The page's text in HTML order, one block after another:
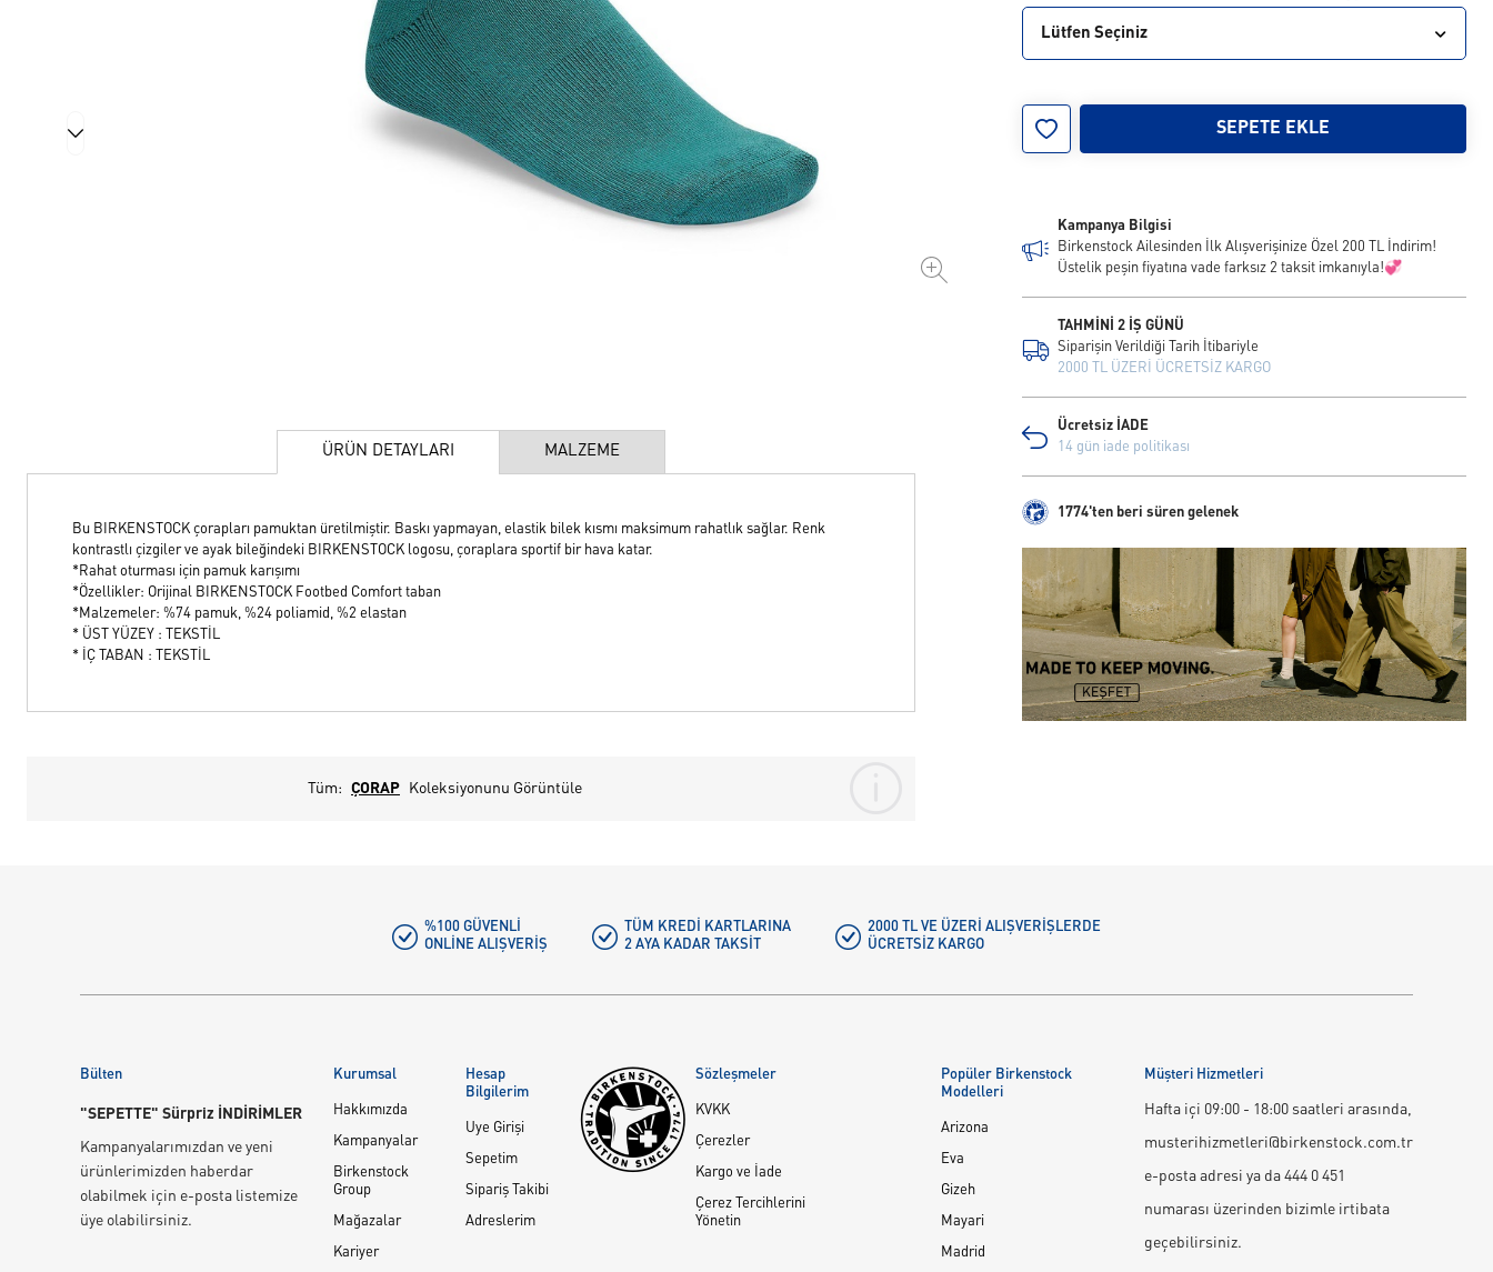
ÜRÜN DETAYLARI MALZEME
Bu BIRKENSTOCK çorapları pamuktan üretilmiştir. Baskı yapmayan, elastik bilek kısmı maksimum rahatlık sağlar. Renk
kontrastlı çizgiler ve ayak bileğindeki BIRKENSTOCK logosu, çoraplara sportif bir hava katar.
*Rahat oturması için pamuk karışımı
*Özellikler: Orijinal BIRKENSTOCK Footbed Comfort taban
*Malzemeler: %74 pamuk, %24 poliamid, %2 elastan
* ÜST YÜZEY : TEKSTİL
* İÇ TABAN : TEKSTİL
Tüm: ÇORAP Koleksiyonunu Görüntüle
Lütfen Seçiniz
SEPETE EKLE
Kampanya Bilgisi
Birkenstock Ailesinden İlk Alışverişinize Özel 200 TL İndirim!
Üstelik peşin fiyatına vade farksız 2 taksit imkanıyla!💞
TAHMİNİ 2 İŞ GÜNÜ
Siparişin Verildiği Tarih İtibariyle
2000 TL ÜZERİ ÜCRETSİZ KARGO
Ücretsiz İADE
14 gün iade politikası
1774'ten beri süren gelenek
%100 GÜVENLI
ONLINE ALIŞVERIŞ
TÜM KREDI KARTLARINA
2 AYA KADAR TAKSIT
2000 TL VE ÜZERİ ALIŞVERİŞLERDE
ÜCRETSIZ KARGO
Bülten
"SEPETTE" Sürpriz İNDİRİMLER
Kampanyalarımızdan ve yeni
ürünlerimizden haberdar
olabilmek için e-posta listemize
üye olabilirsiniz.
Kurumsal
Hakkımızda
Kampanyalar
Birkenstock
Group
Mağazalar
Kariyer
Hesap
Bilgilerim
Üye Girişi
Sepetim
Sipariş Takibi
Adreslerim
Sözleşmeler
KVKK
Çerezler
Kargo ve İade
Çerez Tercihlerini
Yönetin
Popüler Birkenstock
Modelleri
Arizona
Eva
Gizeh
Mayari
Madrid
Müşteri Hizmetleri
Hafta içi 09:00 - 18:00 saatleri arasında,
musterihizmetleri@birkenstock.com.tr
e-posta adresi ya da 444 0 451
numarası üzerinden bizimle irtibata
geçebilirsiniz.